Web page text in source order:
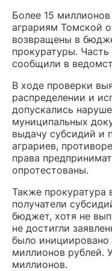
Более 15
аграриям Томской
возвращены в
прокуратуры.
сообщили в
В ходе проверки
распределении и
допускались
муниципальных
выдачу субсидий и
аграриев,
права
опротестованы.
Также прокуратура
получатели
бюджет, хотя не
не достигли
было инициировано
миллионов рублей.
миллионов.